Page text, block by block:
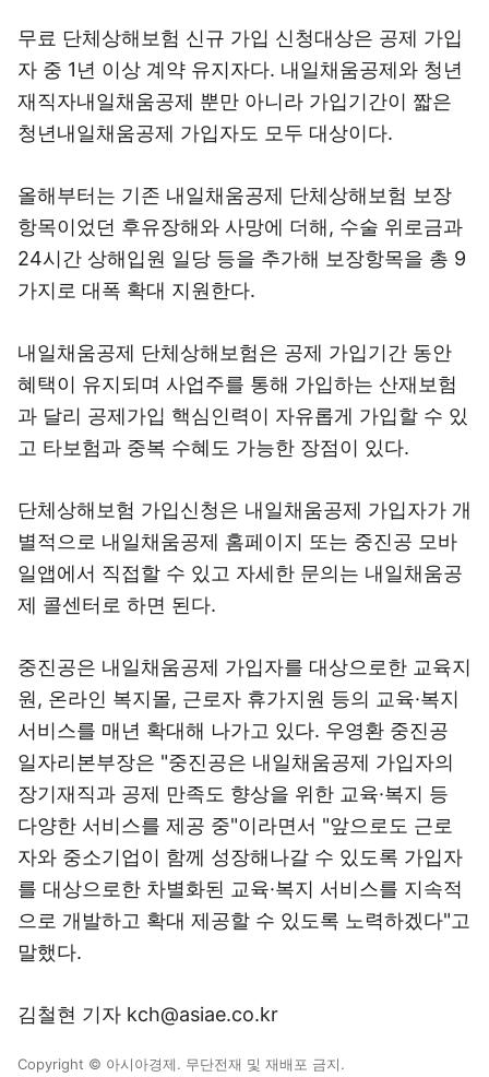
무료 단체상해보험 신규 가입 신청대상은 공제 가입
자 중 1년 이상 계약 유지자다. 내일채움공제와 청년
재직자내일채움공제 뿐만 아니라 가입기간이 짧은
청년내일채움공제 가입자도 모두 대상이다.
올해부터는 기존 내일채움공제 단체상해보험 보장
항목이었던 후유장해와 사망에 더해, 수술 위로금과
24시간 상해입원 일당 등을 추가해 보장항목을 총 9
가지로 대폭 확대 지원한다.
내일채움공제 단체상해보험은 공제 가입기간 동안
혜택이 유지되며 사업주를 통해 가입하는 산재보험
과 달리 공제가입 핵심인력이 자유롭게 가입할 수 있
고 타보험과 중복 수혜도 가능한 장점이 있다.
단체상해보험 가입신청은 내일채움공제 가입자가 개
별적으로 내일채움공제 홈페이지 또는 중진공 모바
일앱에서 직접할 수 있고 자세한 문의는 내일채움공
제 콜센터로 하면 된다.
중진공은 내일채움공제 가입자를 대상으로한 교육지
원, 온라인 복지몰, 근로자 휴가지원 등의 교육·복지
서비스를 매년 확대해 나가고 있다. 우영환 중진공
일자리본부장은 "중진공은 내일채움공제 가입자의
장기재직과 공제 만족도 향상을 위한 교육·복지 등
다양한 서비스를 제공 중"이라면서 "앞으로도 근로
자와 중소기업이 함께 성장해나갈 수 있도록 가입자
를 대상으로한 차별화된 교육·복지 서비스를 지속적
으로 개발하고 확대 제공할 수 있도록 노력하겠다"고
말했다.
김철현 기자 kch@asiae.co.kr
Copyright © 아시아경제. 무단전재 및 재배포 금지.